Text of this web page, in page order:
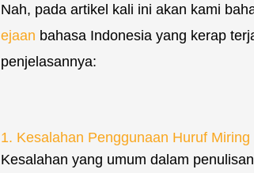
Nah, pada artikel kali ini akan kami
ejaan bahasa Indonesia yang kerap
penjelasannya:
1. Kesalahan Penggunaan Huruf Miring
Kesalahan yang umum dalam